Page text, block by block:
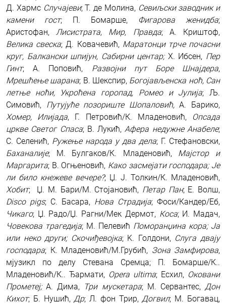
Д. Хармс Случајеви; Т. де Молина, Севиљски заводник и
камени гост; П. Бомарше, Фигарова женидба;
Аристофан, Лисистрата, Мир, Правда; А. Криштоф,
Велика свеска; Д. Ковачевић, Маратонци трче почасни
круг, Балкански шпијун, Сабирни центар;Х. Ибсен, Пер
Гинт; А. Поповић, Развојни пут Боре Шнајдера,
Мрешћење шарана; В. Шекспир, Богојављенска ноћ, Сан
летње ноћи, Укроћена горопад, Ромео и Јулија; Љ.
Симовић, Путујуће позориште Шопаловић,А. Барико,
Хомер, Илијада, Г. Петровић/К. Младеновић,
Опсада
цркве Светог Спаса; В. Лукић, Афера недужне Анабеле;
С. Селенић, Ружење народа у два дела; Г. Стефановски,
Баханалије; М. Булгаков/К. Младеновић, Мајстор и
Маргарита; В. Огњеновић, Како засмејати господара; Је
ли било кнежеве вечере?; Џ. Ј. Толкин/К. Младеновић,
Хобит; Џ. М. Бари/М. Стојановић, Петар Пан; Е. Волш,
Disco pigs; С. Басара, Нова Страдија; Фоси/Кандер/Еб,
Чикаго; Џ. Радо/Џ. Рагни/Мек Дермот, Коса; И. Мадач,
Човекова трагедија; М. Пелевић Поморанџина кора; Ја
или неко други; Скочиђевојка; K. Голдони, Слуга двају
господара; К. Младеновић/М.Грубић, Зона Замфирова,
мјузикл по делу Стевана Сремца; П. Бомарше/К..
Младеновић/К.. Ђармати, Opera ultima; Есхил, Оковани
Прометеј;А. Дима, Три мускетара; М. Сервантес, Дон
Кихот; Б. Нушић, Дp; Л. фон Трир, Догвил; М. Богавац,